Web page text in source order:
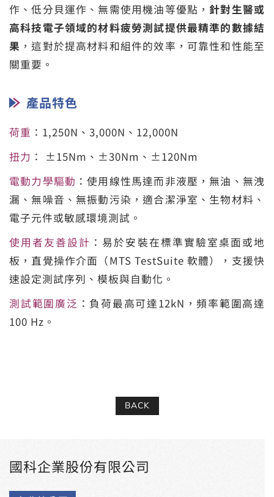
作、低分貝運作、無需使用機油等優點， 針對生醫或
高科技電子領域的材料疲勞測試提供最精準的數據結
果 ，這對於提高材料和組件的效率，可靠性和性能至
關重要。
產品特色
荷重 ：1,250N、3,000N、12,000N
扭力 ： ±15Nm、±30Nm、±120Nm
電動力學驅動 ：使用線性馬達而非液壓，無油、無洩
漏、無噪音、無振動污染，適合潔淨室、生物材料、
電子元件或敏感環境測試。
使用者友善設計 ：易於安裝在標準實驗室桌面或地
板，直覺操作介面（MTS TestSuite 軟體），支援快
速設定測試序列、模板與自動化。
測試範圍廣泛 ：負荷最高可達12kN，頻率範圍高達
100 Hz。
BACK
國科企業股份有限公司